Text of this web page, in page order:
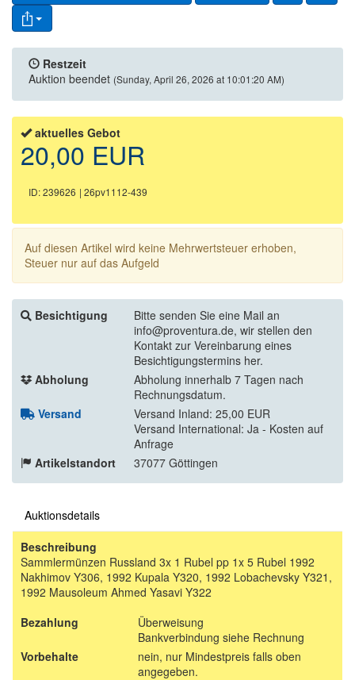
Restzeit
Auktion beendet (Sunday, April 26, 2026 at 10:01:20 AM)
aktuelles Gebot
20,00 EUR
ID: 239626 | 26pv1112-439
Auf diesen Artikel wird keine Mehrwertsteuer erhoben,
Steuer nur auf das Aufgeld
Besichtigung
Bitte senden Sie eine Mail an
info@proventura.de, wir stellen den
Kontakt zur Vereinbarung eines
Besichtigungstermins her.
Abholung
Abholung innerhalb 7 Tagen nach
Rechnungsdatum.
Versand
Versand Inland: 25,00 EUR
Versand International: Ja - Kosten auf
Anfrage
Artikelstandort
37077 Göttingen
Auktionsdetails
Beschreibung
Sammlermünzen Russland 3x 1 Rubel pp 1x 5 Rubel 1992
Nakhimov Y306, 1992 Kupala Y320, 1992 Lobachevsky Y321,
1992 Mausoleum Ahmed Yasavi Y322
Bezahlung
Überweisung
Bankverbindung siehe Rechnung
Vorbehalte
nein, nur Mindestpreis falls oben
angegeben.